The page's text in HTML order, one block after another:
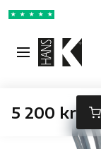
★ ★ ★ ★ ★
5 200 kr